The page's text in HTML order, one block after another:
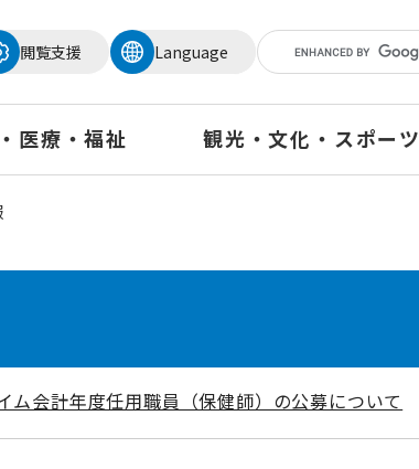
閲覧支援
Language
医療・福祉 観光・文化・スポーツ
ム会計年度任用職員（保健師）の公募について